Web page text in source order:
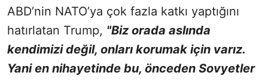
ABD’nin NATO’ya çok fazla katkı yaptığını
hatırlatan Trump, "Biz orada aslında
kendimizi değil, onları korumak için varız.
Yani en nihayetinde bu, önceden Sovyetler